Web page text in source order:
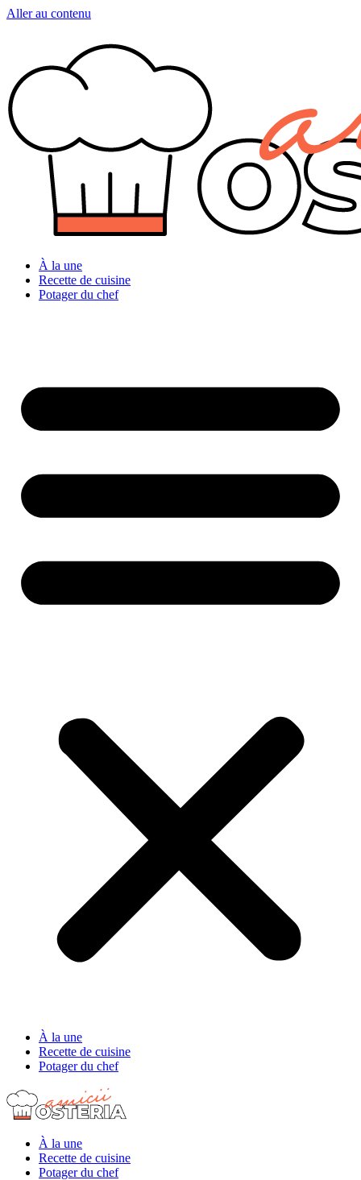
Aller au contenu
À la une
Recette de cuisine
Potager du chef
À la une
Recette de cuisine
Potager du chef
À la une
Recette de cuisine
Potager du chef